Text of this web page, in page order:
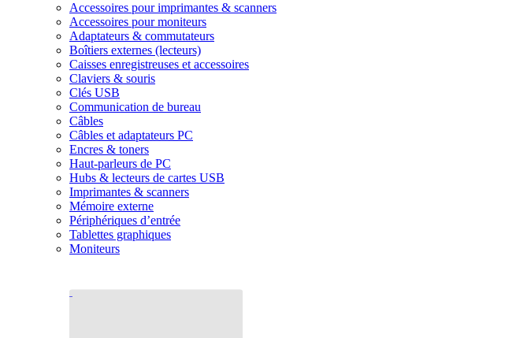
Accessoires pour imprimantes & scanners
Accessoires pour moniteurs
Adaptateurs & commutateurs
Boîtiers externes (lecteurs)
Caisses enregistreuses et accessoires
Claviers & souris
Clés USB
Communication de bureau
Câbles
Câbles et adaptateurs PC
Encres & toners
Haut-parleurs de PC
Hubs & lecteurs de cartes USB
Imprimantes & scanners
Mémoire externe
Périphériques d’entrée
Tablettes graphiques
Moniteurs